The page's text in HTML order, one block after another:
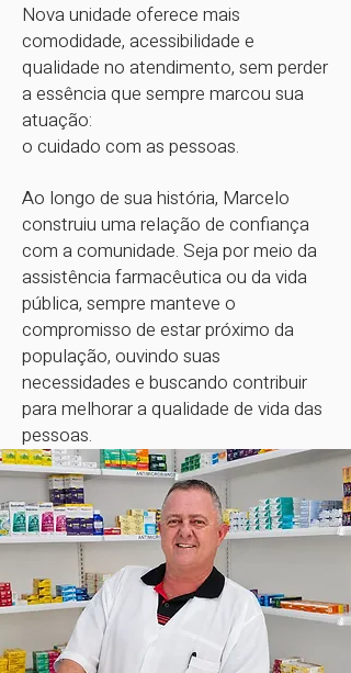
Nova unidade oferece mais
comodidade, acessibilidade e
qualidade no atendimento, sem perder
a essência que sempre marcou sua
atuação:
o cuidado com as pessoas.
Ao longo de sua história, Marcelo
construiu uma relação de confiança
com a comunidade. Seja por meio da
assistência farmacêutica ou da vida
pública, sempre manteve o
compromisso de estar próximo da
população, ouvindo suas
necessidades e buscando contribuir
para melhorar a qualidade de vida das
pessoas.